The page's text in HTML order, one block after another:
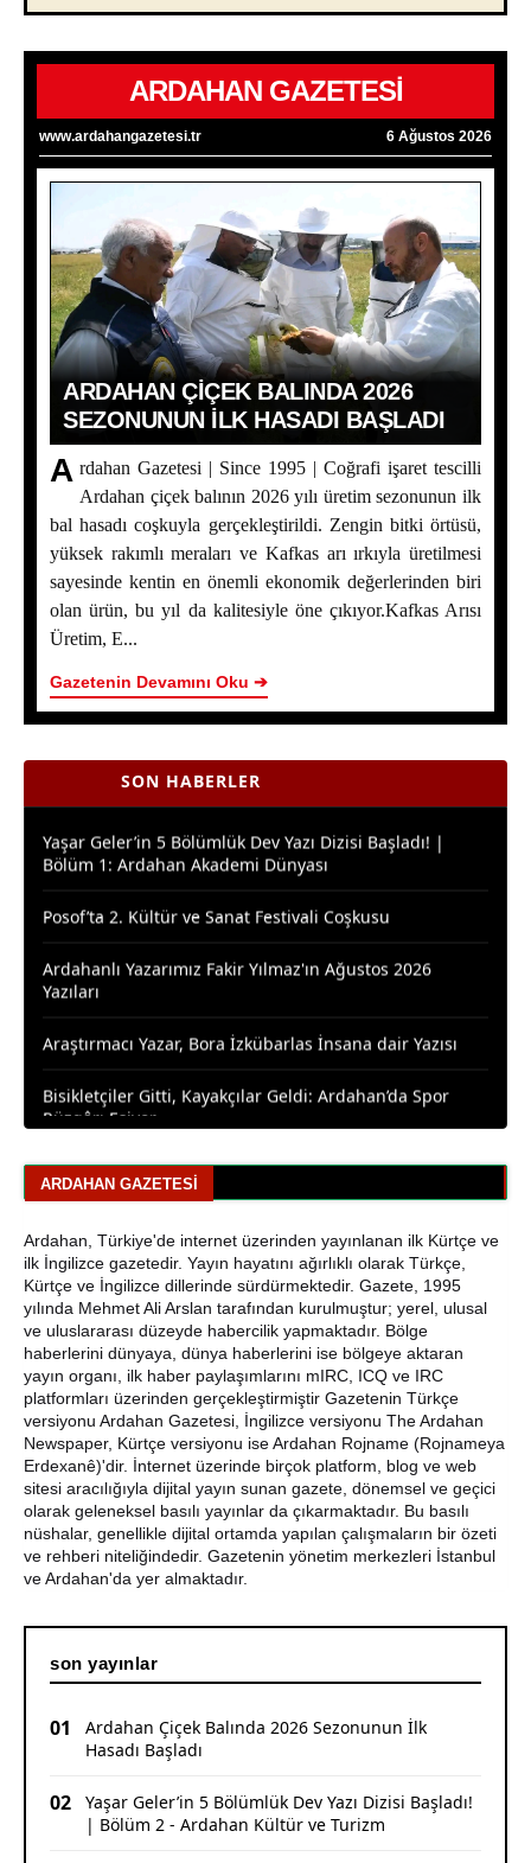
ARDAHAN GAZETESİ
www.ardahangazetesi.tr 6 Ağustos 2026
ARDAHAN ÇIÇEK BALINDA 2026
SEZONUNUN İLK HASADI BAŞLADI
A rdahan Gazetesi | Since 1995 | Coğrafi işaret tescilli
Ardahan çiçek balının 2026 yılı üretim sezonunun ilk
bal hasadı coşkuyla gerçekleştirildi. Zengin bitki örtüsü,
yüksek rakımlı meraları ve Kafkas arı ırkıyla üretilmesi
sayesinde kentin en önemli ekonomik değerlerinden biri
olan ürün, bu yıl da kalitesiyle öne çıkıyor.Kafkas Arısı
Üretim, E...
Gazetenin Devamını Oku ➔
SON HABERLER
Ardahan Çiçek Balında 2026 Sezonunun İlk Hasadı
Başladı
Yaşar Geler’in 5 Bölümlük Dev Yazı Dizisi Başladı! |
Bölüm 2 - Ardahan Kültür ve Turizm
Yaşar Geler’in 5 Bölümlük Dev Yazı Dizisi Başladı! |
Posof’ta 2. Kültür ve Sanat Festivali Coşkusu
Ardahanlı Yazarımız Fakir Yılmaz'ın Ağustos 2026
Bisikletçiler Gitti, Kayakçılar Geldi: Ardahan’da Spor
Ardahan Emniyet Müdürlüğü’nden Yeni Harf Grubu
Ardahan Belediye Başkanı Faruk Demir ve Meclis
Üyeleri CHP’den İstifa Etti
Yaşar Geler'den Bölge Analizi: Ardahan ve Kars'ta Son
Durum
Bir Parti İşte Böyle Bitirilir
CHP Çıldır İl Genel Meclis Üyesi Gökhan Sözbir
Tutuklandı
Ardahan'da Traktör Devrildi: Sürücü Yaralandı
Uluslararası Badminton Turnuvasında Erzincanlı
Sporculardan Büyük Başarı: 3 Altın, 1 Gümüş Madalya
ARDAHAN GAZETESI
Ardahan, Türkiye'de internet üzerinden yayınlanan ilk Kürtçe ve
ilk İngilizce gazetedir. Yayın hayatını ağırlıklı olarak Türkçe,
Kürtçe ve İngilizce dillerinde sürdürmektedir. Gazete, 1995
yılında Mehmet Ali Arslan tarafından kurulmuştur; yerel, ulusal
ve uluslararası düzeyde habercilik yapmaktadır. Bölge
haberlerini dünyaya, dünya haberlerini ise bölgeye aktaran
yayın organı, ilk haber paylaşımlarını mIRC, ICQ ve IRC
platformları üzerinden gerçekleştirmiştir Gazetenin Türkçe
versiyonu Ardahan Gazetesi, İngilizce versiyonu The Ardahan
Newspaper, Kürtçe versiyonu ise Ardahan Rojname (Rojnameya
Erdexanê)'dir. İnternet üzerinde birçok platform, blog ve web
sitesi aracılığıyla dijital yayın sunan gazete, dönemsel ve geçici
olarak geleneksel basılı yayınlar da çıkarmaktadır. Bu basılı
nüshalar, genellikle dijital ortamda yapılan çalışmaların bir özeti
ve rehberi niteliğindedir. Gazetenin yönetim merkezleri İstanbul
ve Ardahan'da yer almaktadır.
son yayınlar
01
Ardahan Çiçek Balında 2026 Sezonunun İlk
Hasadı Başladı
02
Yaşar Geler’in 5 Bölümlük Dev Yazı Dizisi Başladı!
| Bölüm 2 - Ardahan Kültür ve Turizm